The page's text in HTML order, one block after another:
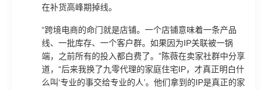
在补货高峰期掉线。
“跨境电商的命门就是店铺。一个店铺意味着一条产品
线、一批库存、一个客户群。如果因为IP关联被一锅
端，之前所有的投入都白费了。”陈薇在卖家社群中分享
道，“后来我换了九零代理的家庭住宅IP，才真正明白什
么叫‘专业的事交给专业的人’。他们拿到的IP是真正的家